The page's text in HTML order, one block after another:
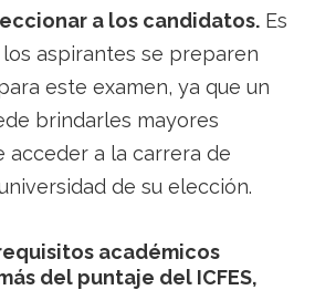
a los candidatos. Es
aspirantes se preparen
este examen, ya que un
brindarles mayores
acceder a la carrera de
de su elección.
académicos
del puntaje del ICFES,